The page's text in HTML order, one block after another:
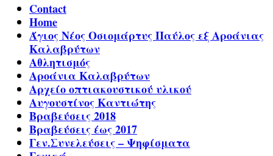
Contact
Home
Άγιος Νέος Οσιομάρτυς Παύλος εξ Αροάνιας
Καλαβρύτων
Αθλητισμός
Αροάνια Καλαβρύτων
Αρχείο οπτιακουστικού υλικού
Αυγουστίνος Καντιώτης
Βραβεύσεις 2018
Βραβεύσεις έως 2017
Γεν.Συνελεύσεις – Ψηφίσματα